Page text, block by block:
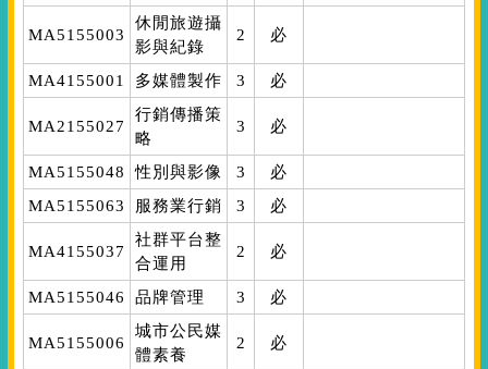
MA5155003
休閒旅遊攝
影與紀錄
2 必
MA4155001 多媒體製作 3 必
MA2155027
行銷傳播策
略
3 必
MA5155048 性別與影像 3
必
MA5155063
服務業行銷 3 必
MA4155037
社群平台整
合運用
2 必
MA5155046 品牌管理 3 必
MA5155006
城市公民媒
體素養
2 必